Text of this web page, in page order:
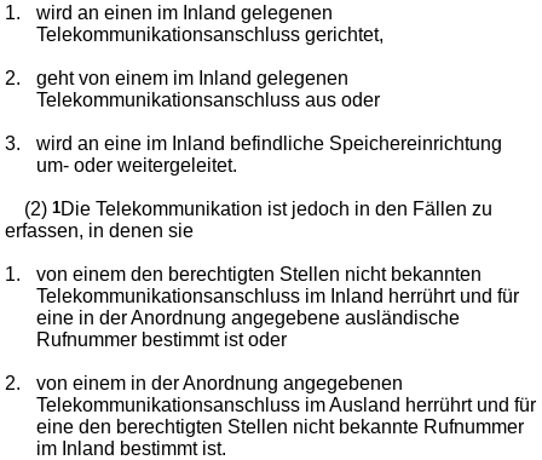
Landesrecht
Abschnitt 1 Kreis der Verpflichteten, Grundsätze
1.
wird an einen im Inland gelegenen
Telekommunikationsanschluss gerichtet,
2.
geht von einem im Inland gelegenen
Telekommunikationsanschluss aus oder
3.
wird an eine im Inland befindliche Speichereinrichtung
um- oder weitergeleitet.
(2)1Die Telekommunikation ist jedoch in den Fällen zu
erfassen, in denen sie
1.
von einem den berechtigten Stellen nicht bekannten
Telekommunikationsanschluss im Inland herrührt und für
eine in der Anordnung angegebene ausländische
Rufnummer bestimmt ist oder
2.
von einem in der Anordnung angegebenen
Telekommunikationsanschluss im Ausland herrührt und für
eine den berechtigten Stellen nicht bekannte Rufnummer
im Inland bestimmt ist.